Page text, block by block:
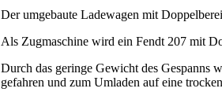
Der umgebaute Ladewagen mit
Als Zugmaschine wird ein Fendt 207 mit
Durch das geringe Gewicht des Gespanns
gefahren und zum Umladen auf eine